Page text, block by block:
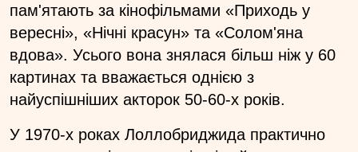
пам'ятають за кінофільмами «Приходь у
вересні», «Нічні красун» та «Солом'яна
вдова». Усього вона знялася більш ніж у 60
картинах та вважається однією з
найуспішніших акторок 50-60-х років.
У 1970-х роках Лоллобриджида практично